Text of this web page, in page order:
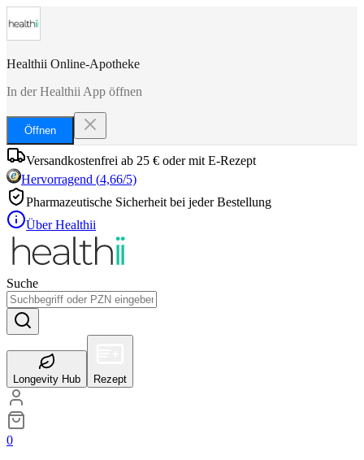
Healthii Online-Apotheke
In der Healthii App öffnen
Öffnen
Versandkostenfrei ab 25 € oder mit E-Rezept
Hervorragend (4,66/5)
Pharmazeutische Sicherheit bei jeder Bestellung
Über Healthii
Suche
Longevity Hub Rezept
0